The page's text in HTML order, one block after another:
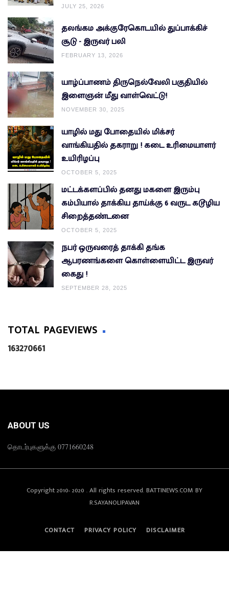
JULY 25, 2026
தலங்கம அக்குரேகொடயில் துப்பாக்கிச்
சூடு - இருவர் பலி
FEBRUARY 13, 2026
யாழ்ப்பாணம் திருநெல்வேலி பகுதியில்
இளைஞன் மீது வாள்வெட்டு!
NOVEMBER 30, 2025
யாழில் மது போதையில் மிக்சர்
வாங்கியதில் தகராறு ! கடை உரிமையாளர்
உயிரிழப்பு
OCTOBER 5, 2025
மட்டக்களப்பில் தனது மகளை இரும்பு
கம்பியால் தாக்கிய தாய்க்கு 6 வருட கடூழிய
சிறைத்தண்டனை
OCTOBER 5, 2025
நபர் ஒருவரைத் தாக்கி தங்க
ஆபரணங்களை கொள்ளையிட்ட இருவர்
கைது !
SEPTEMBER 28, 2025
TOTAL PAGEVIEWS
163270661
ABOUT US
தொடர்புகளுக்கு 0771660248
Copyright 2010- 2020 . All rights reserved. BATTINEWS.COM BY
R.SAYANOLIPAVAN
CONTACT PRIVACY POLICY DISCLAIMER